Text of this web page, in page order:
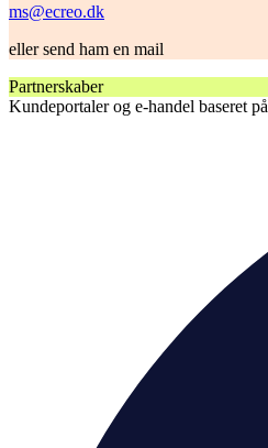
ms@ecreo.dk
eller send ham en mail
Partnerskaber
Kundeportaler og e-handel baseret på